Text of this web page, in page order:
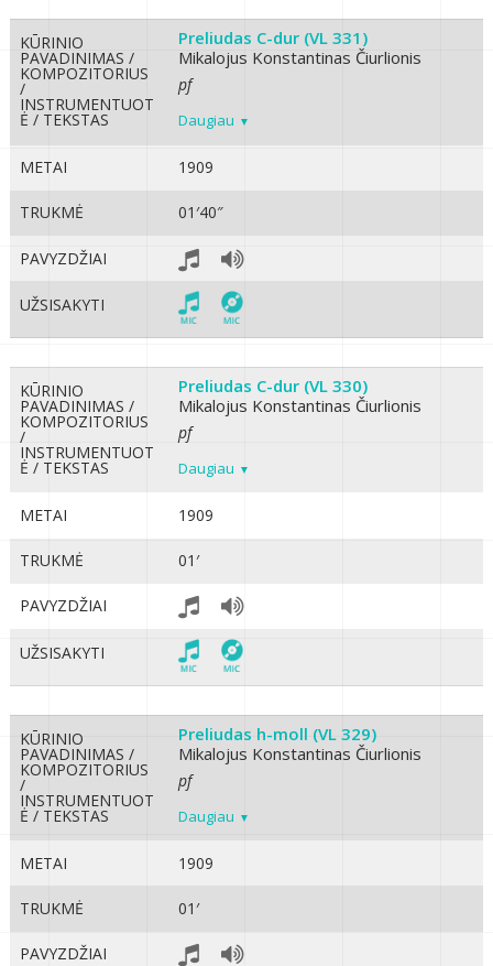
KŪRINIO
PAVADINIMAS /
KOMPOZITORIUS
/
INSTRUMENTUOT
Ė / TEKSTAS
Preliudas C-dur (VL 331)
Mikalojus Konstantinas Čiurlionis
pf
Daugiau
METAI 1909
TRUKMĖ 01′40″
PAVYZDŽIAI
UŽSISAKYTI
KŪRINIO
PAVADINIMAS /
KOMPOZITORIUS
/
INSTRUMENTUOT
Ė / TEKSTAS
Preliudas C-dur (VL 330)
Mikalojus Konstantinas Čiurlionis
pf
Daugiau
METAI 1909
TRUKMĖ 01′
PAVYZDŽIAI
UŽSISAKYTI
KŪRINIO
PAVADINIMAS /
KOMPOZITORIUS
/
INSTRUMENTUOT
Ė / TEKSTAS
Preliudas h-moll (VL 329)
Mikalojus Konstantinas Čiurlionis
pf
Daugiau
METAI 1909
TRUKMĖ 01′
PAVYZDŽIAI